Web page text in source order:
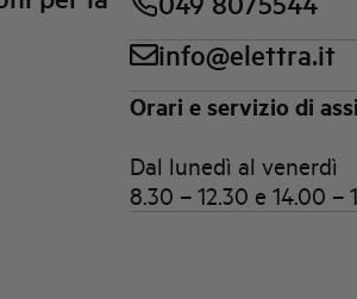
info@elettra.it
Orari e servizio di
Dal lunedì al venerdì
8.30 – 12.30 e 14.00 –